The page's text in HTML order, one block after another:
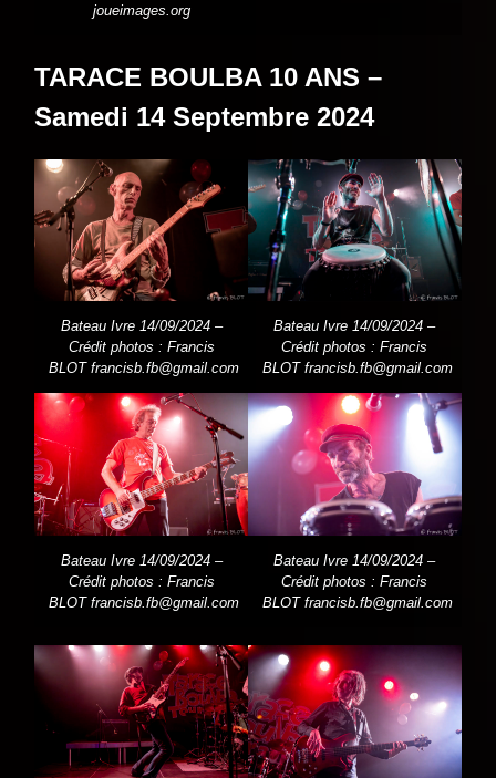
joueimages.org
TARACE BOULBA 10 ANS –
Samedi 14 Septembre 2024
Bateau Ivre 14/09/2024 –
Crédit photos : Francis
BLOTfrancisb.fb@gmail.com
Bateau Ivre 14/09/2024 –
Crédit photos : Francis
BLOT francisb.fb@gmail.com
Bateau Ivre 14/09/2024 –
Crédit photos : Francis
BLOTfrancisb.fb@gmail.com
Bateau Ivre 14/09/2024 –
Crédit photos : Francis
BLOT francisb.fb@gmail.com